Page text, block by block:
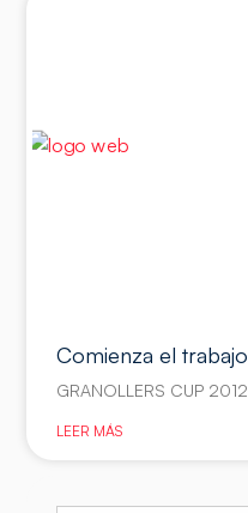
Comienza el trabajo
GRANOLLERS CUP 2012
LEER MÁS